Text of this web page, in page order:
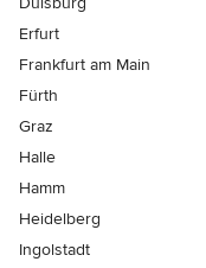
Erfurt
Frankfurt am Main
Fürth
Graz
Halle
Hamm
Heidelberg
Ingolstadt